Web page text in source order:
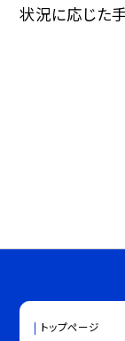
状況に応じた
トップページ